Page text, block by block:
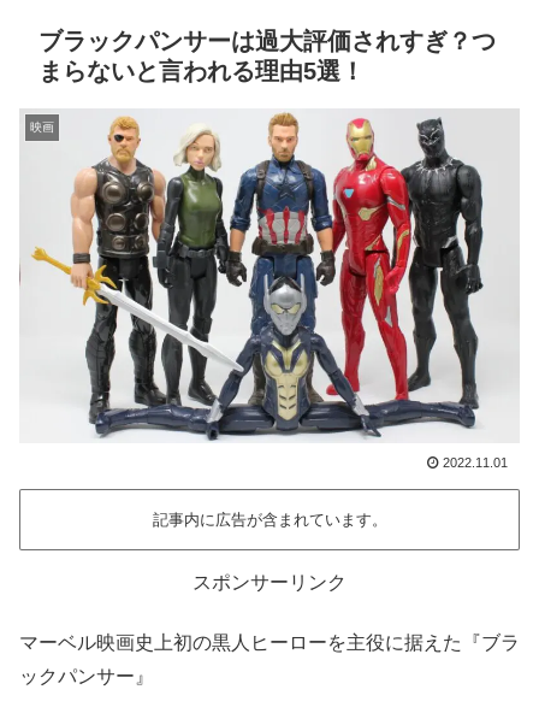
ブラックパンサーは過大評価されすぎ？つ
まらないと言われる理由5選！
映画
2022.11.01
記事内に広告が含まれています。
スポンサーリンク
マーベル映画史上初の黒人ヒーローを主役に据えた『ブラ
ックパンサー』